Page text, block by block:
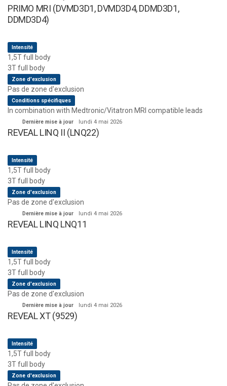
PRIMO MRI (DVMD3D1, DVMD3D4, DDMD3D1,
DDMD3D4)
Intensité
1,5T full body
3T full body
Zone d'exclusion
Pas de zone d'exclusion
Conditions spécifiques
In combination with Medtronic/Vitatron MRI compatible leads
Dernière mise à jour lundi 4 mai 2026
REVEAL LINQ II (LNQ22)
Intensité
1,5T full body
3T full body
Zone d'exclusion
Pas de zone d'exclusion
Dernière mise à jour lundi 4 mai 2026
REVEAL LINQ LNQ11
Intensité
1,5T full body
3T full body
Zone d'exclusion
Pas de zone d'exclusion
Dernière mise à jour lundi 4 mai 2026
REVEAL XT (9529)
Intensité
1,5T full body
3T full body
Zone d'exclusion